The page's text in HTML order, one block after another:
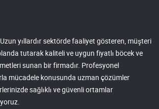
yıllardır sektörde faaliyet gösteren, müşteri
tutarak kaliteli ve uygun fiyatlı böcek ve
sunan bir firmadır. Profesyonel
mücadele konusunda uzman çözümler
sağlıklı ve güvenli ortamlar